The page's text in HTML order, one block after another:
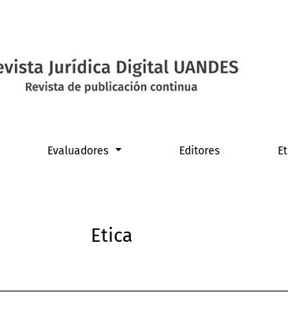
Evaluadores Editores
Etica